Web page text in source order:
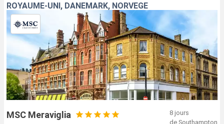
ROYAUME-UNI, DANEMARK, NORVÈGE
MSC Meraviglia
8 jours
de Southampton